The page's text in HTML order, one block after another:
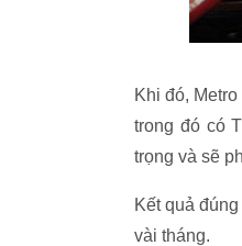
Khi đó,
trong đó có
trọng và sẽ
Kết quả
vài tháng.